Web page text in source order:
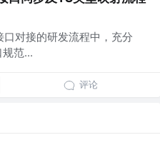
对接的研发流程中，充分
范...
评论